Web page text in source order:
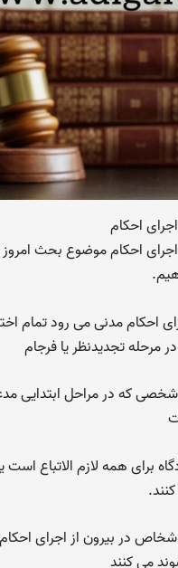
احکام
احکام موضوع بحث
احکام مدنی می رود تمام
مرحله تجدیدنظر یا فرجام
که در مراحل ابتدایی
برای همه لازم الاتباع است
در بیرون از اجرای
می کنند